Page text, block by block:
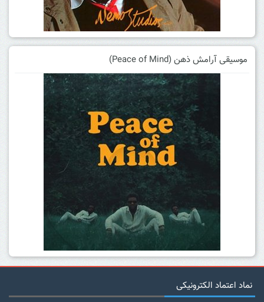
موسیقی آرامش ذهن (Peace of Mind)
نماد اعتماد الکترونیکی